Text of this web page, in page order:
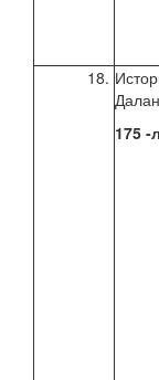
18.
175 -